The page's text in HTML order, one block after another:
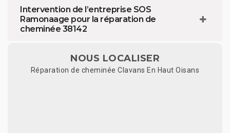
Intervention de l’entreprise SOS
Ramonaage pour la réparation de
cheminée 38142
NOUS LOCALISER
Réparation de cheminée Clavans En Haut Oisans